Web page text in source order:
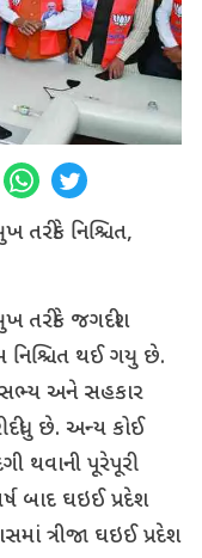
તરીકે નિશ્ચિત,
તરીકે જગદીશ
નિશ્ચિત થઈ ગયુ છે.
અને સહકાર
દીધુ છે. અન્ય કોઈ
થવાની પૂરેપૂરી
બાદ ઘઇઈ પ્રદેશ
ત્રીજા ઘઇઈ પ્રદેશ